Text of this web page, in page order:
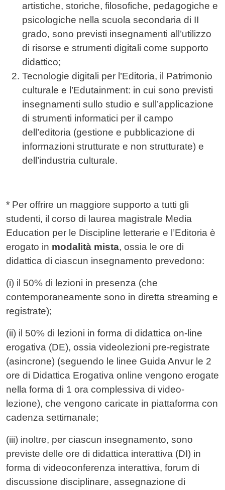
artistiche, storiche, filosofiche, pedagogiche e
psicologiche nella scuola secondaria di II
grado, sono previsti insegnamenti all’utilizzo
di risorse e strumenti digitali come supporto
didattico;
Tecnologie digitali per l’Editoria, il Patrimonio
culturale e l’Edutainment: in cui sono previsti
insegnamenti sullo studio e sull’applicazione
di strumenti informatici per il campo
dell’editoria (gestione e pubblicazione di
informazioni strutturate e non strutturate) e
dell’industria culturale.
* Per offrire un maggiore supporto a tutti gli
studenti, il corso di laurea magistrale Media
Education per le Discipline letterarie e l’Editoria è
erogato in modalità mista, ossia le ore di
didattica di ciascun insegnamento prevedono:
(i) il 50% di lezioni in presenza (che
contemporaneamente sono in diretta streaming e
registrate);
(ii) il 50% di lezioni in forma di didattica on-line
erogativa (DE), ossia videolezioni pre-registrate
(asincrone) (seguendo le linee Guida Anvur le 2
ore di Didattica Erogativa online vengono erogate
nella forma di 1 ora complessiva di video-
lezione), che vengono caricate in piattaforma con
cadenza settimanale;
(iii) inoltre, per ciascun insegnamento, sono
previste delle ore di didattica interattiva (DI) in
forma di videoconferenza interattiva, forum di
discussione disciplinare, assegnazione di